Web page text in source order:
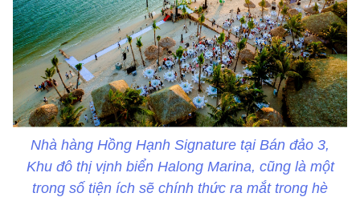
Nhà hàng Hồng Hạnh Signature tại Bán đảo 3,
Khu đô thị vịnh biển Halong Marina, cũng là một
trong số tiện ích sẽ chính thức ra mắt trong hè